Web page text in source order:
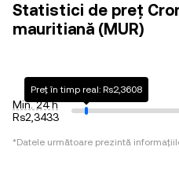
Statistici de preț
mauritiană (MUR)
Min. 24 h
Rs2,3433
Preț în timp real: Rs2,3608
*Datele următoare prezintă